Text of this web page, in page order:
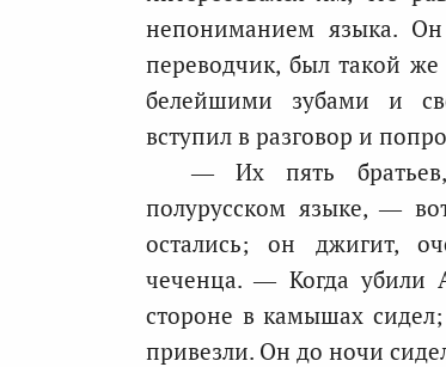
непониманием языка.
переводчик, был такой
белейшими зубами и
вступил в разговор и
— Их пять
полурусском языке, —
остались; он джигит,
чеченца. — Когда убили
стороне в камышах
привезли. Он до ночи